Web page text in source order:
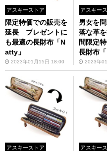
アスキーストア
限定特価での販売を
延長 プレゼントに
も最適の長財布「N
atty」
2023年01月15日 18:00
アスキー
男女を
落な革
間限定
長財布
2023年
アスキーストア アスキー